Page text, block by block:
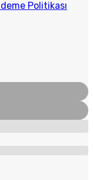
Politikası